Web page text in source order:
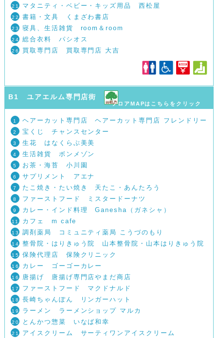
21マタニティ・ベビー・キッズ用品 西松屋
22書籍・文具 くまざわ書店
23寝具、生活雑貨 room＆room
24総合衣料 パシオス
26買取専門店 買取専門店 大吉
B1 ユアエルム専門店街
フロアMAPはこちらをクリック
1 ヘアーカット専門店 ヘアーカット専門店 フレンドリー
2 宝くじ チャンスセンター
3 生花 はなくらぶ美美
4 生活雑貨 ボンメゾン
5 お茶・海苔 小川園
6 サプリメント アエナ
7 たこ焼き・たい焼き 天たこ・あんたろう
8 ファーストフード ミスタードーナツ
9 カレー・インド料理 Ganesha（ガネシャ）
11カフェ m cafe
13調剤薬局 コミュニティ薬局 こうづのもり
14整骨院・はりきゅう院 山本整骨院・山本はりきゅう院
15保険代理店 保険クリニック
16カレー ゴーゴーカレー
16唐揚げ 唐揚げ専門店やまだ商店
17ファーストフード マクドナルド
18長崎ちゃんぽん リンガーハット
19ラーメン ラーメンショップ マルカ
20とんかつ惣菜 いなば和幸
21アイスクリーム サーティワンアイスクリーム